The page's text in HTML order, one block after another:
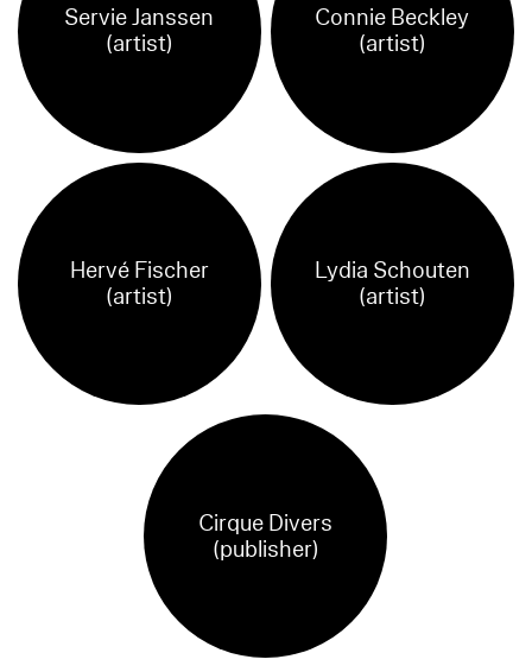
Servie Janssen
(artist)
Connie Beckley
(artist)
Hervé Fischer
(artist)
Lydia Schouten
(artist)
Cirque Divers
(publisher)